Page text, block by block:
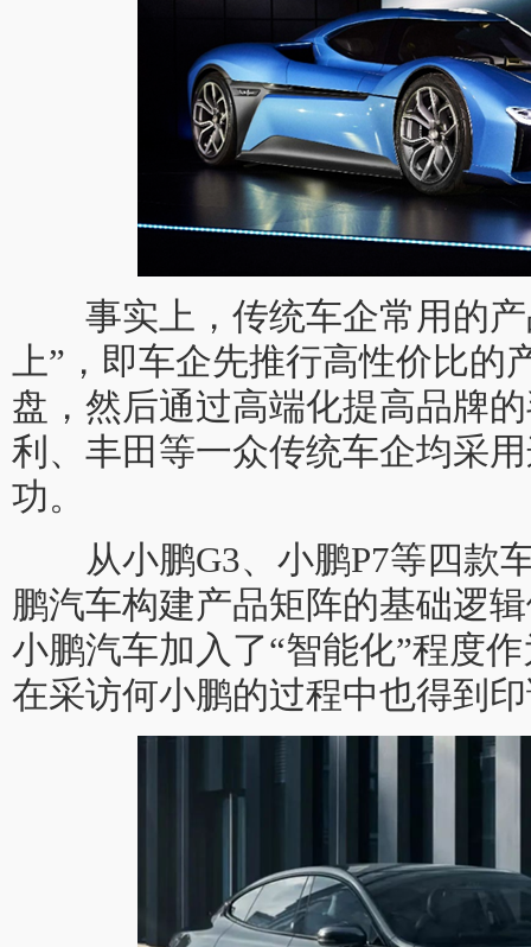
事实上，传统车企常用的产
上”，即车企先推行高性价比的
盘，然后通过高端化提高品牌
利、丰田等一众传统车企均采
功。
从小鹏G3、小鹏P7等四款
鹏汽车构建产品矩阵的基础逻
小鹏汽车加入了“智能化”程度
在采访何小鹏的过程中也得到